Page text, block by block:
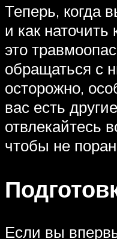
Теперь, когда
и как наточить
это
обращаться с
осторожно,
вас есть
отвлекайтесь
чтобы не
Если вы